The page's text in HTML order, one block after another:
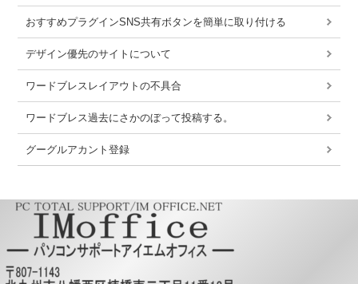
おすすめプラグインSNS共有ボタンを簡単に取り付ける
デザイン優先のサイトについて
ワードブレスレイアウトの不具合
ワードブレス過去にさかのぼって投稿する。
グーグルアカント登録